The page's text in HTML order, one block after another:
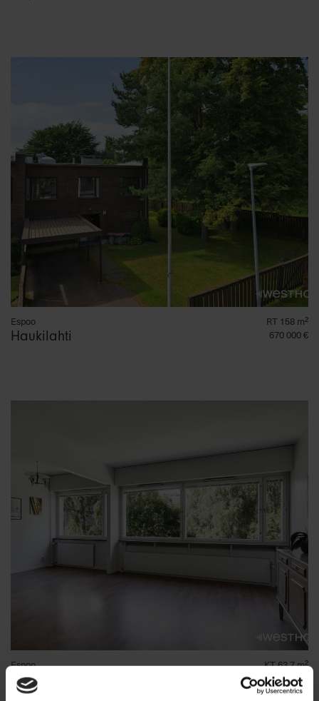
Espoo
Haukilahti
RT 158 m²
670 000 €
Espoo
Haukilahti
KT 63.7 m²
219 000 €